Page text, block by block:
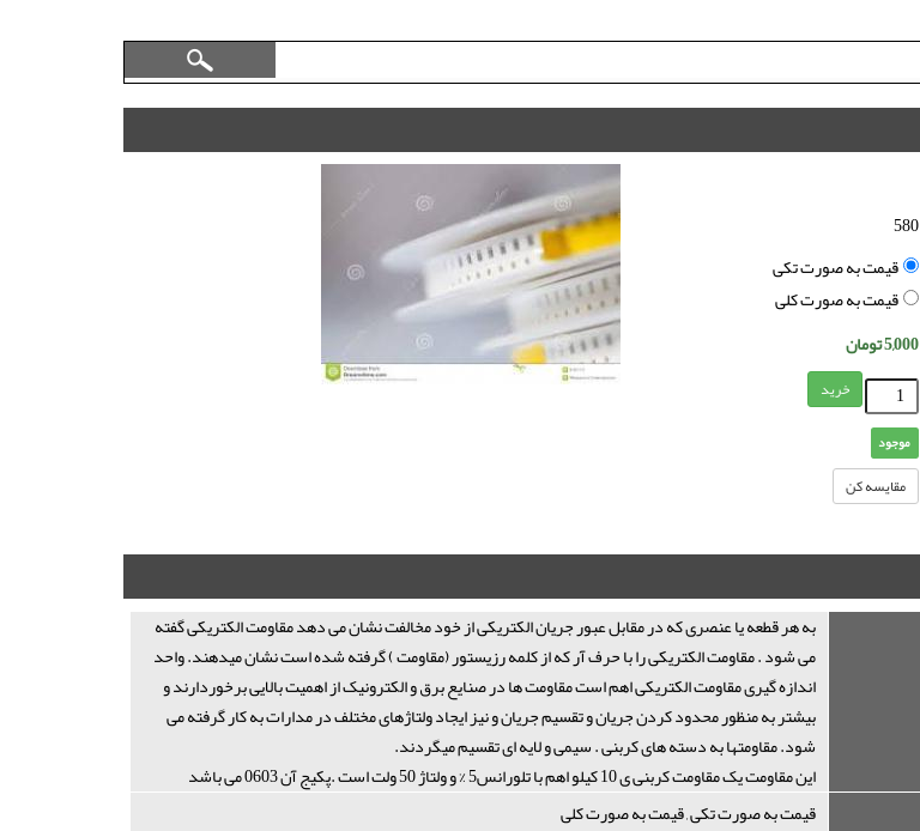
580
قیمت به صورت تکی
قیمت به صورت کلی
5,000تومان
خرید
موجود
مقایسه کن
به هر قطعه یا عنصری که در مقابل عبور جریان الکتریکی از خود مخالفت نشان می دهد مقاومت الکتریکی گفته
می شود . مقاومت الکتریکی را با حرف آر که از کلمه رزیستور (مقاومت ) گرفته شده است نشان میدهند. واحد
اندازه گیری مقاومت الکتریکی اهم است مقاومت ها در صنایع برق و الکترونیک از اهمیت بالایی برخوردارند و
بیشتر به منظور محدود کردن جریان و تقسیم جریان و نیز ایجاد ولتاژهای مختلف در مدارات به کار گرفته می
شود. مقاومتها به دسته های کربنی . سیمی و لایه ای تقسیم میگردند.
این مقاومت یک مقاومت کربنی ی 10 کیلو اهم با تلورانس5 % و ولتاژ 50 ولت است .پکیج آن 0603 می باشد
قیمت به صورت تکی , قیمت به صورت کلی